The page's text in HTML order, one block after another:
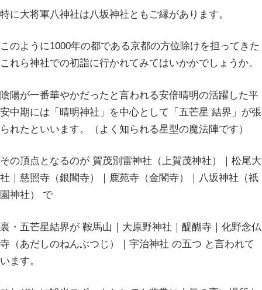
特に大将軍八神社は八坂神社ともご縁があります。
このように1000年の都である京都の方位除けを担ってきた
これら神社での初詣に行かれてみてはいかかでしょうか。
陰陽が一番華やかだったと言われる安倍晴明の活躍した平
安中期には「晴明神社」を中心として「五芒星 結界」が張
られたといいます。（よく知られる星型の魔法陣です）
その頂点となるのが 賀茂別雷神社（上賀茂神社）｜松尾大
社｜慈照寺（銀閣寺）｜鹿苑寺（金閣寺）｜八坂神社（祇
園神社） で
裏・五芒星結界が 鞍馬山｜大原野神社｜醍醐寺｜化野念仏
寺（あだしのねんぶつじ）｜宇治神社 の五つ と言われて
います。